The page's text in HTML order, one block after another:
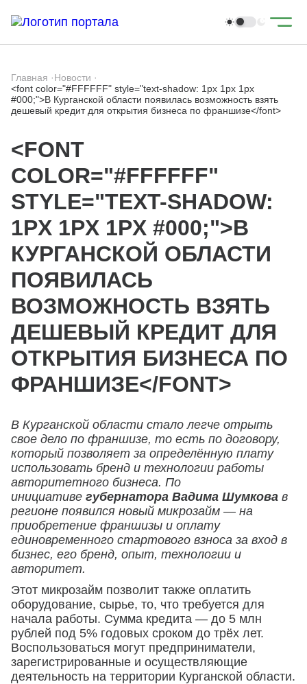
Главная ·Новости ·
<font color="#FFFFFF" style="text-shadow: 1px 1px 1px
#000;">В Курганской области появилась возможность взять
дешевый кредит для открытия бизнеса по франшизе</font>
<FONT
COLOR="#FFFFFF"
STYLE="TEXT-SHADOW:
1PX 1PX 1PX #000;">В
КУРГАНСКОЙ ОБЛАСТИ
ПОЯВИЛАСЬ
ВОЗМОЖНОСТЬ ВЗЯТЬ
ДЕШЕВЫЙ КРЕДИТ ДЛЯ
ОТКРЫТИЯ БИЗНЕСА ПО
ФРАНШИЗЕ</FONT>
В Курганской области стало легче отрыть
свое дело по франшизе, то есть по договору,
который позволяет за определённую плату
использовать бренд и технологии работы
авторитетного бизнеса. По
инициативе губернатора Вадима Шумкова в
регионе появился новый микрозайм — на
приобретение франшизы и оплату
единовременного стартового взноса за вход в
бизнес, его бренд, опыт, технологии и
авторитет.
Этот микрозайм позволит также оплатить
оборудование, сырье, то, что требуется для
начала работы. Cумма кредита — до 5 млн
рублей под 5% годовых сроком до трёх лет.
Воспользоваться могут предприниматели,
зарегистрированные и осуществляющие
деятельность на территории Курганской области.